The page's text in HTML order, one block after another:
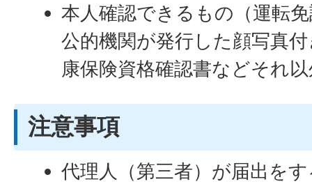
本人確認できるもの（運転
公的機関が発行した顔写真
康保険資格確認書などそれ
注意事項
代理人（第三者）が届出を